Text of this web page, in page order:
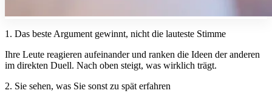
1. Das beste Argument gewinnt, nicht die lauteste Stimme
Ihre Leute reagieren aufeinander und ranken die Ideen der anderen
im direkten Duell. Nach oben steigt, was wirklich trägt.
2. Sie sehen, was Sie sonst zu spät erfahren